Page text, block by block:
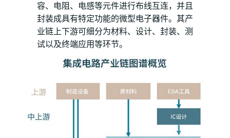
容、电阻、电感等元件进行布线互连，并且
封装成具有特定功能的微型电子器件。其产
业链上下游可细分为材料、设计、封装、测
试以及终端应用等环节。